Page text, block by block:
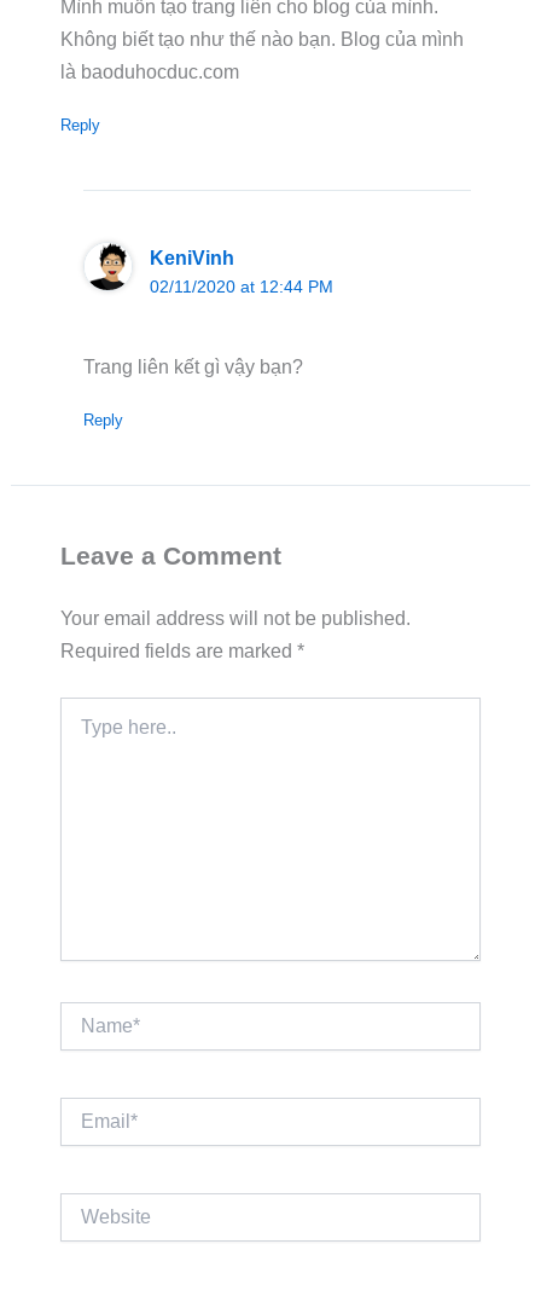
Mình muốn tạo trang liên cho blog của mình.
Không biết tạo như thế nào bạn. Blog của mình
là baoduhocduc.com
Reply
KeniVinh
02/11/2020 at 12:44 PM
Trang liên kết gì vậy bạn?
Reply
Leave a Comment
Your email address will not be published.
Required fields are marked *
here..
Name*